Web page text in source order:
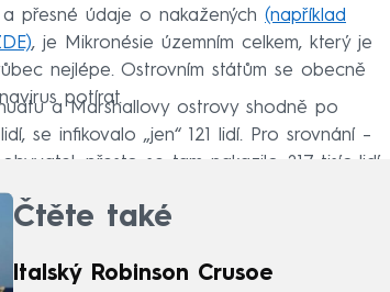
přesné údaje o nakažených (například
, je Mikronésie územním celkem, který je
nejlépe. Ostrovním státům se obecně
potírat.
a Marshallovy ostrovy shodně po
se infikovalo „jen“ 121 lidí. Pro srovnání –
přesto se tam nakazilo 217 tisíc lidí.
Čtěte také
Italský Robinson Crusoe